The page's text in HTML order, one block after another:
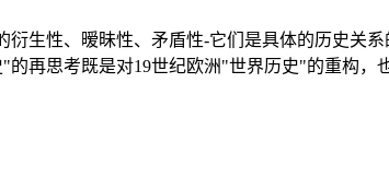
生性、暧昧性、矛盾性-它们是具体的历史关
再思考既是对19世纪欧洲"世界历史"的重构，